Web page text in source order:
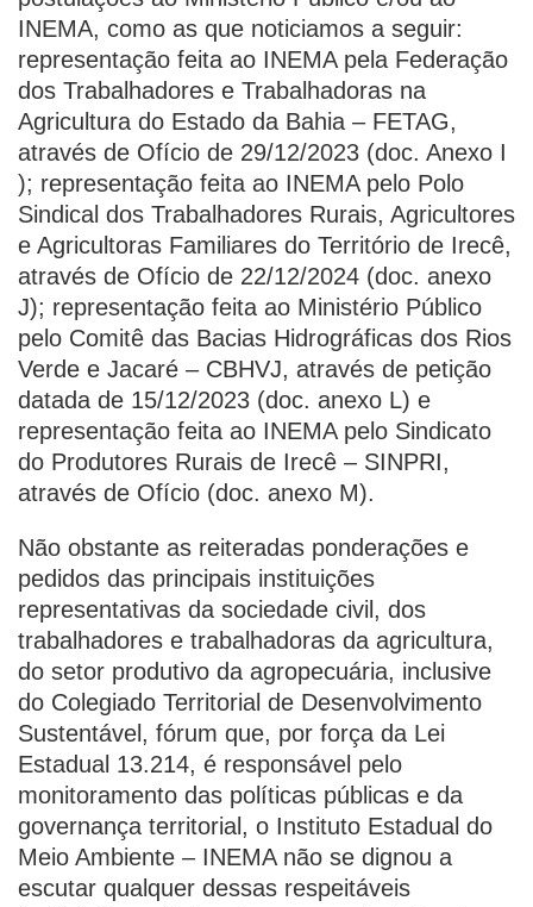
INEMA, como as que noticiamos a seguir:
representação feita ao INEMA pela Federação
dos Trabalhadores e Trabalhadoras na
Agricultura do Estado da Bahia – FETAG,
através de Ofício de 29/12/2023 (doc. Anexo I
); representação feita ao INEMA pelo Polo
Sindical dos Trabalhadores Rurais, Agricultores
e Agricultoras Familiares do Território de Irecê,
através de Ofício de 22/12/2024 (doc. anexo
J); representação feita ao Ministério Público
pelo Comitê das Bacias Hidrográficas dos Rios
Verde e Jacaré – CBHVJ, através de petição
datada de 15/12/2023 (doc. anexo L) e
representação feita ao INEMA pelo Sindicato
do Produtores Rurais de Irecê – SINPRI,
através de Ofício (doc. anexo M).
Não obstante as reiteradas ponderações e
pedidos das principais instituições
representativas da sociedade civil, dos
trabalhadores e trabalhadoras da agricultura,
do setor produtivo da agropecuária, inclusive
do Colegiado Territorial de Desenvolvimento
Sustentável, fórum que, por força da Lei
Estadual 13.214, é responsável pelo
monitoramento das políticas públicas e da
governança territorial, o Instituto Estadual do
Meio Ambiente – INEMA não se dignou a
escutar qualquer dessas respeitáveis